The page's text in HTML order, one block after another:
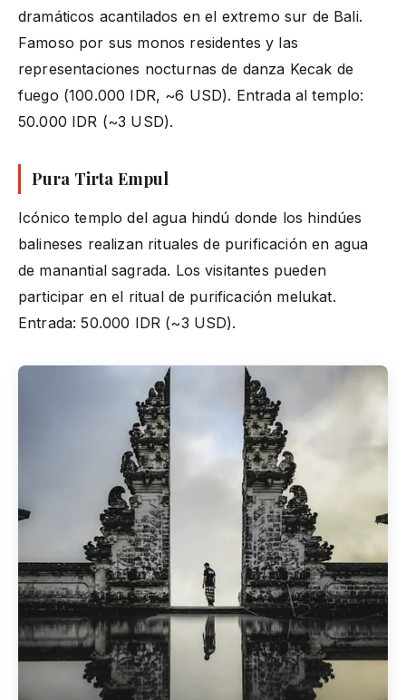
dramáticos acantilados en el extremo sur de Bali.
Famoso por sus monos residentes y las
representaciones nocturnas de danza Kecak de
fuego (100.000 IDR, ~6 USD). Entrada al templo:
50.000 IDR (~3 USD).
Pura Tirta Empul
Icónico templo del agua hindú donde los hindúes
balineses realizan rituales de purificación en agua
de manantial sagrada. Los visitantes pueden
participar en el ritual de purificación melukat.
Entrada: 50.000 IDR (~3 USD).